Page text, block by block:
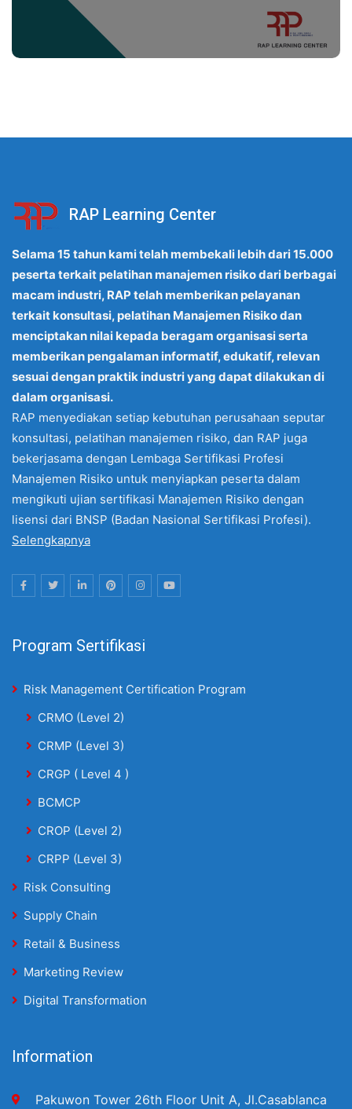
RAP Learning Center
Selama 15 tahun kami telah membekali lebih dari 15.000
peserta terkait pelatihan manajemen risiko dari berbagai
macam industri, RAP telah memberikan pelayanan
terkait konsultasi, pelatihan Manajemen Risiko dan
menciptakan nilai kepada beragam organisasi serta
memberikan pengalaman informatif, edukatif, relevan
sesuai dengan praktik industri yang dapat dilakukan di
dalam organisasi.
RAP menyediakan setiap kebutuhan perusahaan seputar
konsultasi, pelatihan manajemen risiko, dan RAP juga
bekerjasama dengan Lembaga Sertifikasi Profesi
Manajemen Risiko untuk menyiapkan peserta dalam
mengikuti ujian sertifikasi Manajemen Risiko dengan
lisensi dari BNSP (Badan Nasional Sertifikasi Profesi).
Selengkapnya
Program Sertifikasi
Risk Management Certification Program
CRMO (Level 2)
CRMP (Level 3)
CRGP ( Level 4 )
BCMCP
CROP (Level 2)
CRPP (Level 3)
Risk Consulting
Supply Chain
Retail & Business
Marketing Review
Digital Transformation
Information
Pakuwon Tower 26th Floor Unit A, Jl.Casablanca